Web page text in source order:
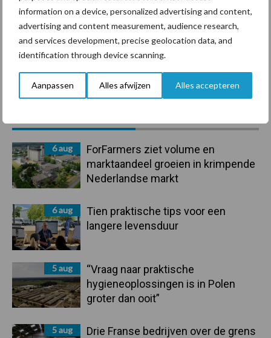
information on a device, personalized advertising and content,
advertising and content measurement, audience research,
and services development, precise geolocation data, and
identification through device scanning.
Aanpassen Alles afwijzen Alles accepteren
Sidebar
6 aug
ForFarmers ziet volume en
marktaandeel groeien in krimpende
Nederlandse markt
6 aug
Tien praktische tips voor een
langere levensduur
5 aug
“Vraag naar praktische
hygieneoplossingen is in Polen
groter dan ooit”
5 aug
Drie Franse bedrijven over de grens
Toon meer